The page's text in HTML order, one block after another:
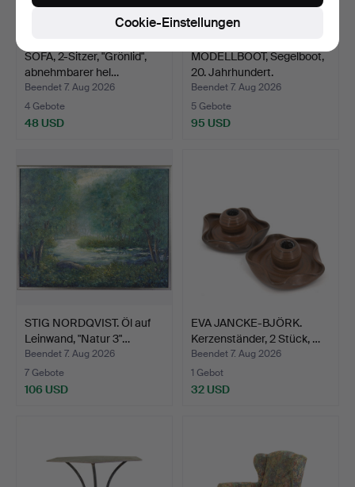
SOFA, 2-Sitzer, "Grönlid",
abnehmbarer hel…
Beendet 7. Aug 2026
4 Gebote
48 USD
MODELLBOOT, Segelboot,
20. Jahrhundert.
Beendet 7. Aug 2026
5 Gebote
95 USD
STIG NORDQVIST. Öl auf
Leinwand, "Natur 3"…
Beendet 7. Aug 2026
7 Gebote
106 USD
EVA JANCKE-BJÖRK.
Kerzenständer, 2 Stück, …
Beendet 7. Aug 2026
1 Gebot
32 USD
Cookie-Einstellungen